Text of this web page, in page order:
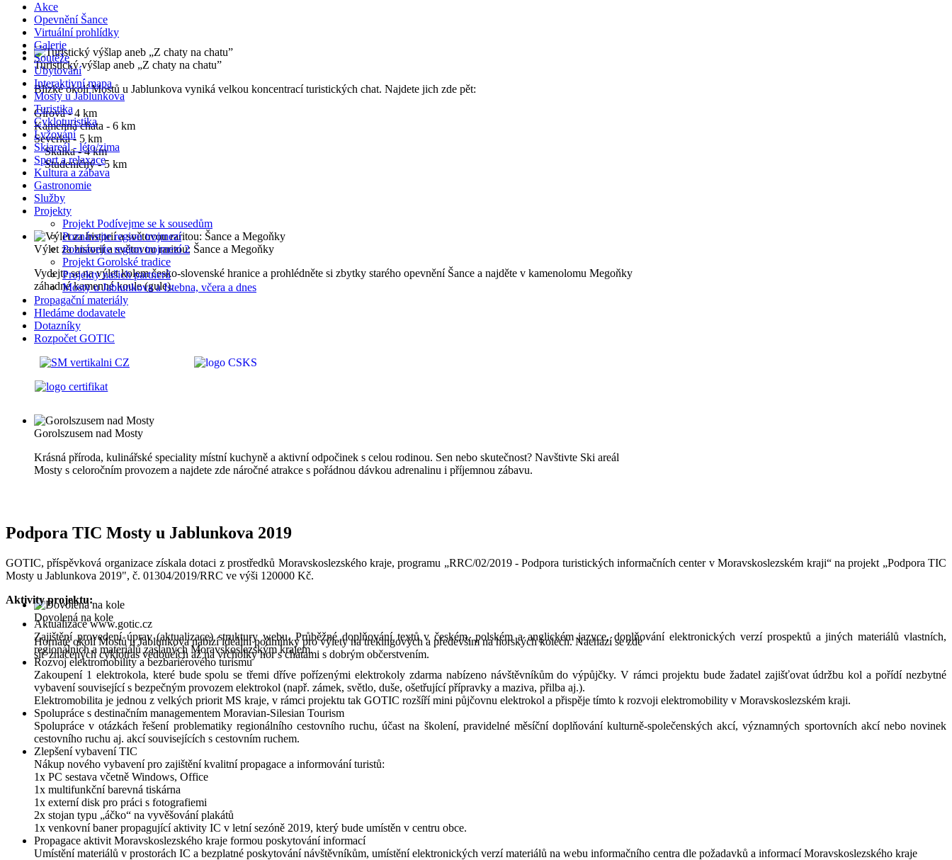
Turistický výšlap aneb „Z chaty na chatu”
Blízké okolí Mostů u Jablunkova vyniká velkou koncentrací turistických chat. Najdete jich zde pět:
Gírová - 4 km
Kamenná chata - 6 km
Severka - 5 km
Skalka - 4 km
Studeničný - 5 km
Výlet za historií a světovou raritou: Šance a Megoňky
Vydejte se na výlet kolem česko-slovenské hranice a prohlédněte si zbytky starého opevnění Šance a najděte v kamenolomu Megoňky
záhadné kamenné koule (gule).
Gorolszusem nad Mosty
Krásná příroda, kulinářské speciality místní kuchyně a aktivní odpočinek s celou rodinou. Sen nebo skutečnost? Navštivte Ski areál
Mosty s celoročním provozem a najdete zde náročné atrakce s pořádnou dávkou adrenalinu i příjemnou zábavu.
Dovolená na kole
Hornaté okolí Mostů u Jablunkova nabízí ideální podmínky pro výlety na trekingových a především na horských kolech. Nachází se zde
síť značených cyklotras vedoucích až na vrcholky hor s chatami s dobrým občerstvením.
Akce
Opevnění Šance
Virtuální prohlídky
Galerie
Soutěže
Ubytování
Interaktivní mapa
Mosty u Jablunkova
Turistika
Cykloturistika
Lyžování
Skiareál - léto/zima
Sport a relaxace
Kultura a zábava
Gastronomie
Služby
Projekty
Projekt Podívejme se k sousedům
Poznávejte region trojmezí
Poznávejte region trojmezí 2
Projekt Gorolské tradice
Projekty našich partnerů
Mosty u Jablunkova a Istebna, včera a dnes
Propagační materiály
Hledáme dodavatele
Dotazníky
Rozpočet GOTIC
Podpora TIC Mosty u Jablunkova 2019
GOTIC, příspěvková organizace získala dotaci z prostředků Moravskoslezského kraje, programu „RRC/02/2019 - Podpora turistických informačních center v Moravskoslezském kraji“ na projekt „Podpora TIC
Mosty u Jablunkova 2019", č. 01304/2019/RRC ve výši 120000 Kč.
Aktivity projektu:
Aktualizace www.gotic.cz
Zajištění provedení úprav (aktualizace) struktury webu. Průběžné doplňování textů v českém, polském a anglickém jazyce, doplňování elektronických verzí prospektů a jiných materiálů vlastních,
regionálních a materiálů zaslaných Moravskoslezským krajem.
Rozvoj elektromobility a bezbariérového turismu
Zakoupení 1 elektrokola, které bude spolu se třemi dříve pořízenými elektrokoly zdarma nabízeno návštěvníkům do výpůjčky. V rámci projektu bude žadatel zajišťovat údržbu kol a pořídí nezbytné
vybavení související s bezpečným provozem elektrokol (např. zámek, světlo, duše, ošetřující přípravky a maziva, přilba aj.).
Elektromobilita je jednou z velkých priorit MS kraje, v rámci projektu tak GOTIC rozšíří mini půjčovnu elektrokol a přispěje tímto k rozvoji elektromobility v Moravskoslezském kraji.
Spolupráce s destinačním managementem Moravian-Silesian Tourism
Spolupráce v otázkách řešení problematiky regionálního cestovního ruchu, účast na školení, pravidelné měsíční doplňování kulturně-společenských akcí, významných sportovních akcí nebo novinek
cestovního ruchu aj. akcí souvisejících s cestovním ruchem.
Zlepšení vybavení TIC
Nákup nového vybavení pro zajištění kvalitní propagace a informování turistů:
1x PC sestava včetně Windows, Office
1x multifunkční barevná tiskárna
1x externí disk pro práci s fotografiemi
2x stojan typu „áčko“ na vyvěšování plakátů
1x venkovní baner propagující aktivity IC v letní sezóně 2019, který bude umístěn v centru obce.
Propagace aktivit Moravskoslezského kraje formou poskytování informací
Umístění materiálů v prostorách IC a bezplatné poskytování návštěvníkům, umístění elektronických verzí materiálů na webu informačního centra dle požadavků a informací Moravskoslezského kraje